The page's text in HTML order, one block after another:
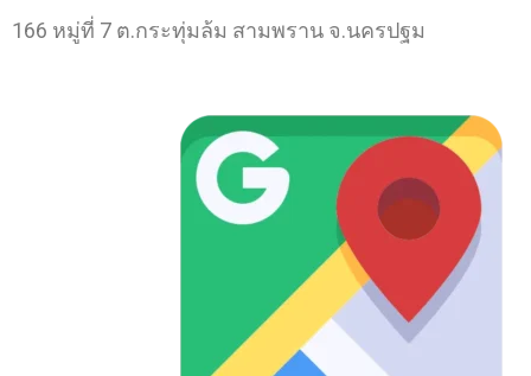
166 หมู่ที่ 7 ต.กระทุ่มล้ม สามพราน จ.นครปฐม